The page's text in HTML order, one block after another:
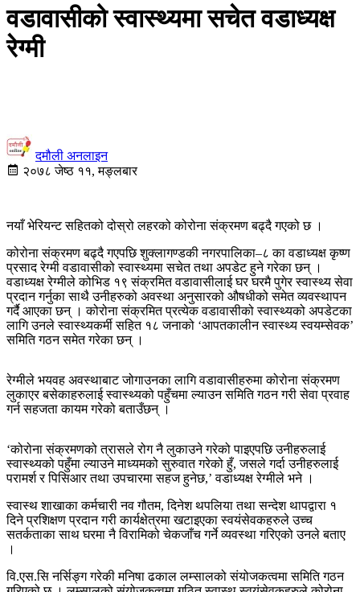
वडावासीको स्वास्थ्यमा सचेत वडाध्यक्ष
रेग्मी
दमौली अनलाइन
२०७८ जेष्ठ ११, मङ्लबार
नयाँ भेरियन्ट सहितको दोस्रो लहरको कोरोना संक्रमण बढ्दै गएको छ ।
कोरोना संक्रमण बढ्दै गएपछि शुक्लागण्डकी नगरपालिका–८ का वडाध्यक्ष कृष्ण
प्रसाद रेग्मी वडावासीको स्वास्थ्यमा सचेत तथा अपडेट हुने गरेका छन् ।
वडाध्यक्ष रेग्मीले कोभिड १९ संक्रमित वडावासीलाई घर घरमै पुगेर स्वास्थ्य सेवा
प्रदान गर्नुका साथै उनीहरुको अवस्था अनुसारको औषधीको समेत व्यवस्थापन
गर्दै आएका छन् । कोरोना संक्रमित प्रत्येक वडावासीको स्वास्थ्यको अपडेटका
लागि उनले स्वास्थ्यकर्मी सहित १८ जनाको ‘आपतकालीन स्वास्थ्य स्वयम्सेवक’
समिति गठन समेत गरेका छन् ।
रेग्मीले भयवह अवस्थाबाट जोगाउनका लागि वडावासीहरुमा कोरोना संक्रमण
लुकाएर बसेकाहरुलाई स्वास्थ्यको पहुँचमा ल्याउन समिति गठन गरी सेवा प्रवाह
गर्न सहजता कायम गरेको बताउँछन् ।
‘कोरोना संक्रमणको त्रासले रोग नै लुकाउने गरेको पाइएपछि उनीहरुलाई
स्वास्थ्यको पहुँमा ल्याउने माध्यमको सुरुवात गरेको हुँ, जसले गर्दा उनीहरुलाई
परामर्श र पिसिआर तथा उपचारमा सहज हुनेछ,’ वडाध्यक्ष रेग्मीले भने ।
स्वास्थ शाखाका कर्मचारी नव गौतम, दिनेश थपलिया तथा सन्देश थापद्वारा १
दिने प्रशिक्षण प्रदान गरी कार्यक्षेत्रमा खटाइएका स्वयंसेवकहरुले उच्च
सतर्कताका साथ घरमा नै विरामिको चेकजाँच गर्ने व्यवस्था गरिएको उनले बताए
।
वि.एस.सि नर्सिङ्ग गरेकी मनिषा ढकाल लम्सालको संयोजकत्वमा समिति गठन